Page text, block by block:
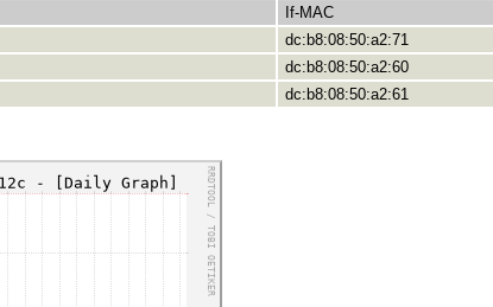
If-MAC
dc:b8:08:50:a2:71
dc:b8:08:50:a2:60
dc:b8:08:50:a2:61